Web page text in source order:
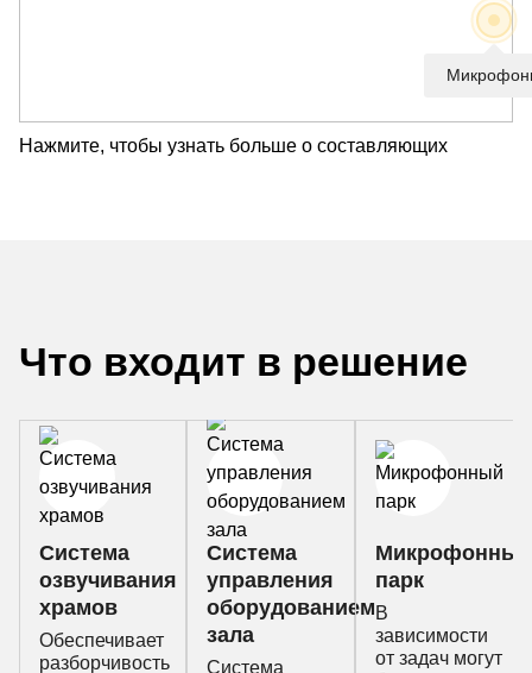
Нажмите, чтобы узнать больше о составляющих
Что входит в решение
Система
озвучивания
храмов
Обеспечивает
разборчивость
Система
управления
оборудованием
зала
Система
Микрофонный
парк
В
зависимости
от задач могут